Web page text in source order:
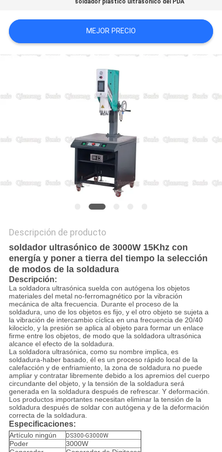
COTIZACIÓN
MAPA
DE
PRIVACIDAD
soldador plástico ultrasónico del PDA
MEJOR PRECIO
Descripción de producto
soldador ultrasónico de 3000W 15Khz con
energía y poner a tierra del tiempo la selección
de modos de la soldadura
Descripción:
La soldadora ultrasónica suelda con autógena los objetos
materiales del metal no-ferromagnético por la vibración
mecánica de alta frecuencia. Durante el proceso de la
soldadura, uno de los objetos es fijo, y el otro objeto se sujeta a
la vibración de intercambio cíclica en una frecuencia de 20/40
kilociclo, y la presión se aplica al objeto para formar un enlace
firme entre los objetos, de modo que la soldadora ultrasónica
alcance el efecto de la soldadura.
La soldadora ultrasónica, como su nombre implica, es
soldadura-haber basado, él es un proceso rápido local de la
calefacción y de enfriamiento, la zona de soldadura no puede
ampliar y contratar libremente debido a los apremios del cuerpo
circundante del objeto, y la tensión de la soldadura será
generada en la soldadura después de refrescar. Y deformación.
Los productos importantes necesitan eliminar la tensión de la
soldadura después de soldar con autógena y de la deformación
correcta de la soldadura.
Especificaciones:
Artículo ningún DS300-G3000W
Poder
3000W